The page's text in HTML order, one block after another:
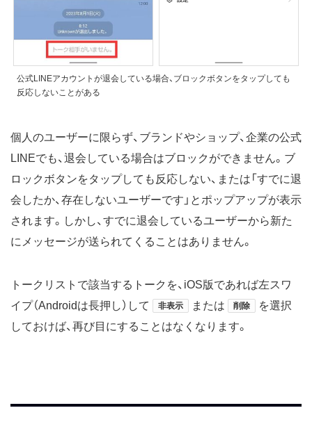
公式LINEアカウントが退会している場合、ブロックボタンをタップしても
反応しないことがある
個人のユーザーに限らず、ブランドやショップ、企業の公式
LINEでも、退会している場合はブロックができません。ブ
ロックボタンをタップしても反応しない、または「すでに退
会したか、存在しないユーザーです」とポップアップが表示
されます。しかし、すでに退会しているユーザーから新た
にメッセージが送られてくることはありません。
トークリストで該当するトークを、iOS版であれば左スワ
イプ（Androidは長押し）して
非表示 または 削除
を選択
しておけば、再び目にすることはなくなります。